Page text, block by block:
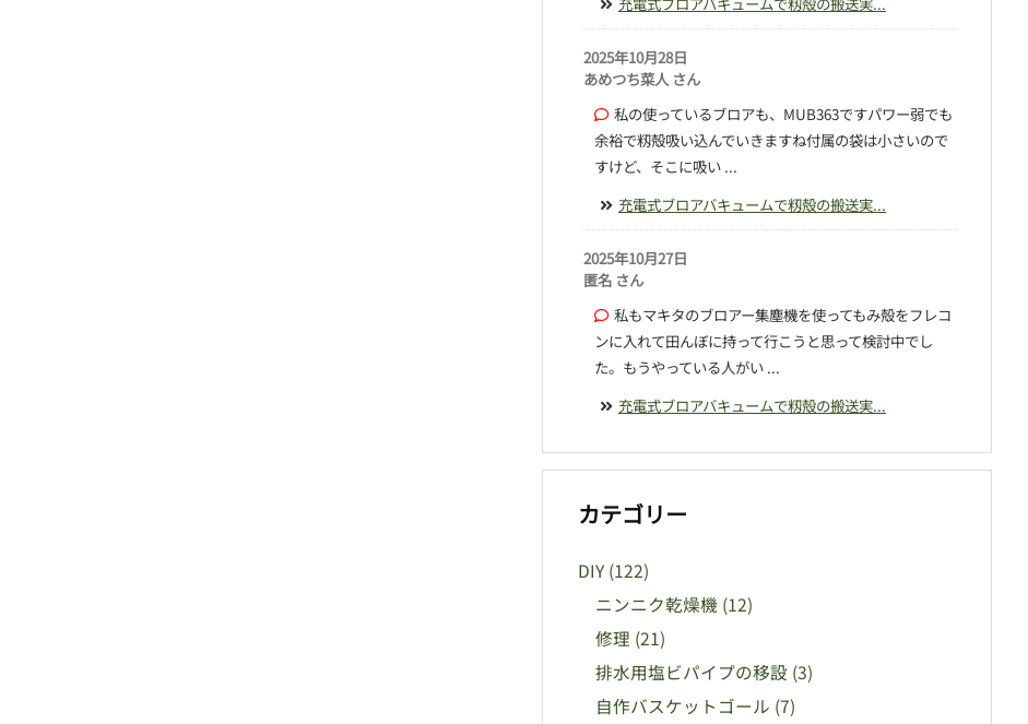
2025年10月28日
あめつち菜人 さん
私の使っているブロアも、MUB363ですパワー弱でも
余裕で籾殻吸い込んでいきますね付属の袋は小さいので
すけど、そこに吸い ...
充電式ブロアバキュームで籾殻の搬送実...
2025年10月27日
匿名 さん
私もマキタのブロアー集塵機を使ってもみ殻をフレコ
ンに入れて田んぼに持って行こうと思って検討中でし
た。もうやっている人がい ...
充電式ブロアバキュームで籾殻の搬送実...
カテゴリー
DIY (122)
ニンニク乾燥機 (12)
修理 (21)
排水用塩ビパイプの移設 (3)
自作バスケットゴール (7)